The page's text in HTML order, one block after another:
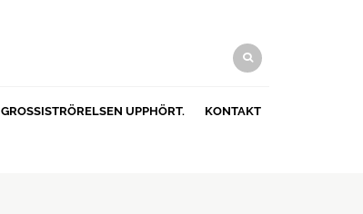
GROSSISTRÖRELSEN UPPHÖRT. KONTAKT